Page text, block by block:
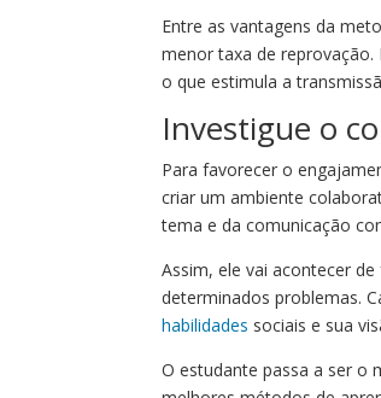
Entre as vantagens da
menor taxa de
o que estimula a
Investigue o
Para favorecer o
criar um ambiente
tema e da comunicação
Assim, ele vai acontecer
determinados problemas.
habilidades sociais e sua
O estudante passa a ser o